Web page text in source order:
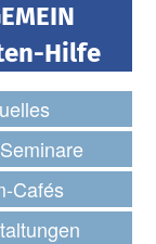
Hilfe
Cafés